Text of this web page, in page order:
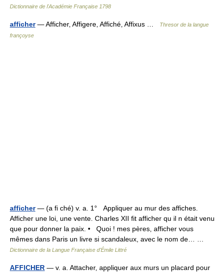
Dictionnaire de l'Académie Française 1798
afficher— Afficher, Affigere, Affiché, Affixus …
Thresor de la langue
françoyse
afficher— (a fi ché) v. a. 1° Appliquer au mur des affiches.
Afficher une loi, une vente. Charles XII fit afficher qu il n était venu
que pour donner la paix. • Quoi ! mes pères, afficher vous
mêmes dans Paris un livre si scandaleux, avec le nom de… …
Dictionnaire de la Langue Française d'Émile Littré
AFFICHER — v. a. Attacher, appliquer aux murs un placard pour